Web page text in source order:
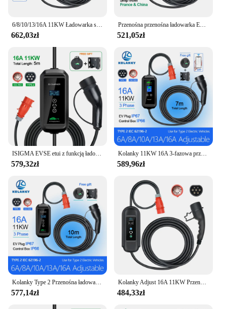
make it a must-have for anyone who owns an
efficiency.
662,03zł
Przenośna przenośna ładowarka EV 11KW 16A Typ2 IEC62196-2 EVSE Ładowarka Pojazd elektryczny PHEV Ładowarka samochodowa Wtyczka CEE 5M Kabel
521,05zł
579,32zł
Kolanky 11KW 16A 3-fazowa przenośna ładowarka samochodowa typu 2 Wi-Fi APP Wersja Bluetooth Kabel ładujący EVSE Wtyczka CEE 7m do samochodu elektrycznego
589,96zł
577,14zł
Kolanky Adjust 16A 11KW Przenośna ładowarka EV Typ 2 Ładowanie zegarowe do pojazdów elektrycznych Kabel EVSE 5M
484,33zł